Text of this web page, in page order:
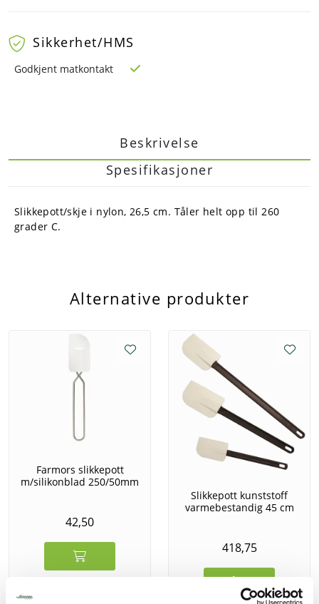
Beskrivelse
Spesifikasjoner
Slikkepott/skje i nylon, 26,5 cm. Tåler helt opp til 260
grader C.
Sikkerhet/HMS
Godkjent matkontakt
Alternative produkter
Farmors slikkepott
m/silikonblad 250/50mm
42,50
Slikkepott kunststoff
varmebestandig 45 cm
418,75